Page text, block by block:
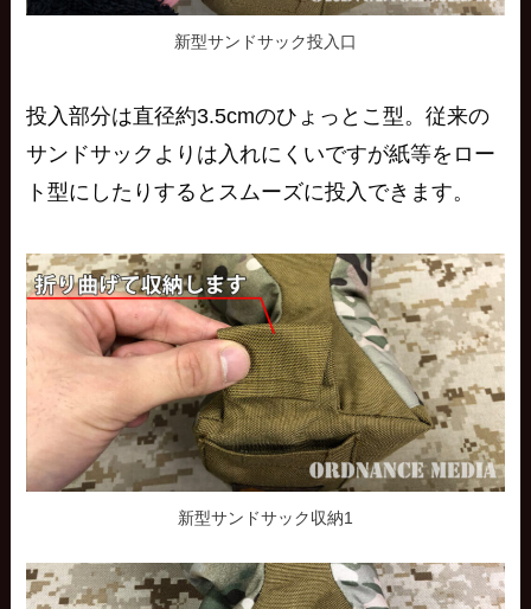
新型サンドサック投入口
投入部分は直径約3.5cmのひょっとこ型。従来の
サンドサックよりは入れにくいですが紙等を ロー
ト型にしたりするとスムーズに投入できます。
新型サンドサック収納1